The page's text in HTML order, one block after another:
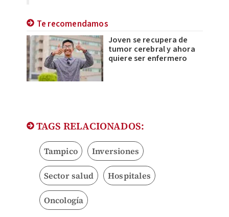
Te recomendamos
Joven se recupera de
tumor cerebral y ahora
quiere ser enfermero
TAGS RELACIONADOS:
Tampico Inversiones
Sector salud Hospitales
Oncología